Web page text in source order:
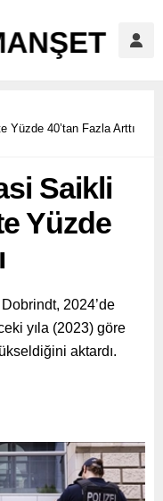
Yüzde 40’tan Fazla Arttı
Saikli
Yüzde
2024’de
yıla (2023) göre
aktardı.